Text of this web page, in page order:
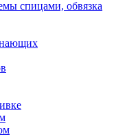
спицами, обвязка